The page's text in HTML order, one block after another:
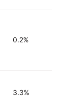
0.2%
3.3%